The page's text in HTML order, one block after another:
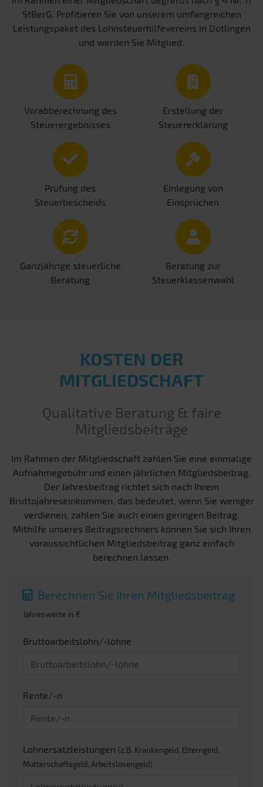
StBerG. Profitieren Sie von unserem umfangreichen
Leistungspaket des Lohnsteuerhilfevereins in Dötlingen
und werden Sie Mitglied.
Vorabberechnung des
Steuerergebnisses
Erstellung der
Steuererklärung
Prüfung des
Steuerbescheids
Einlegung von
Einsprüchen
Ganzjährige steuerliche
Beratung
Beratung zur
Steuerklassenwahl
KOSTEN DER
MITGLIEDSCHAFT
Qualitative Beratung & faire
Mitgliedsbeiträge
Im Rahmen der Mitgliedschaft zahlen Sie eine einmalige
Aufnahmegebühr und einen jährlichen Mitgliedsbeitrag.
Der Jahresbeitrag richtet sich nach Ihrem
Bruttojahreseinkommen, das bedeutet, wenn Sie weniger
verdienen, zahlen Sie auch einen geringen Beitrag.
Mithilfe unseres Beitragsrechners können Sie sich Ihren
voraussichtlichen Mitgliedsbeitrag ganz einfach
berechnen lassen.
Berechnen Sie Ihren Mitgliedsbeitrag
Jahreswerte in €
Bruttoarbeitslohn/-löhne
Rente/-n
Lohnersatzleistungen (z.B. Krankengeld, Elterngeld,
Mutterschaftsgeld, Arbeitslosengeld)